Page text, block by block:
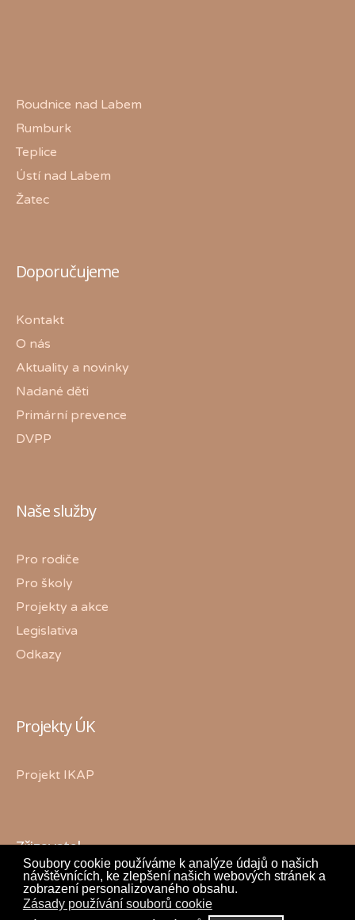
Soubory cookie používáme k analýze údajů o našich
návštěvnících, ke zlepšení našich webových stránek a
zobrazení personalizovaného obsahu.
Zásady používání souborů cookie
Roudnice nad Labem
Rumburk
Teplice
Ústí nad Labem
Žatec
Doporučujeme
Kontakt
O nás
Aktuality a novinky
Nadané děti
Primární prevence
DVPP
Naše služby
Pro rodiče
Pro školy
Projekty a akce
Legislativa
Odkazy
Projekty ÚK
Projekt IKAP
Zřizovatel